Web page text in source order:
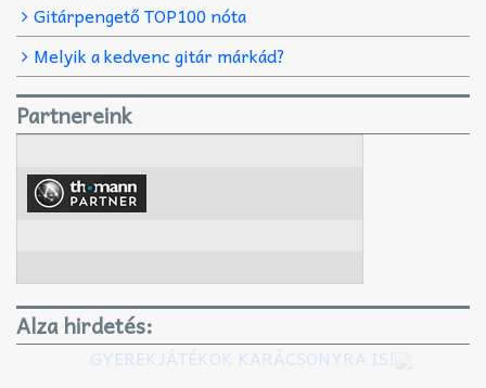
Gitárpengető TOP100 nóta
Melyik a kedvenc gitár márkád?
Partnereink
Alza hirdetés:
GYEREKJÁTÉKOK KARÁCSONYRA IS!